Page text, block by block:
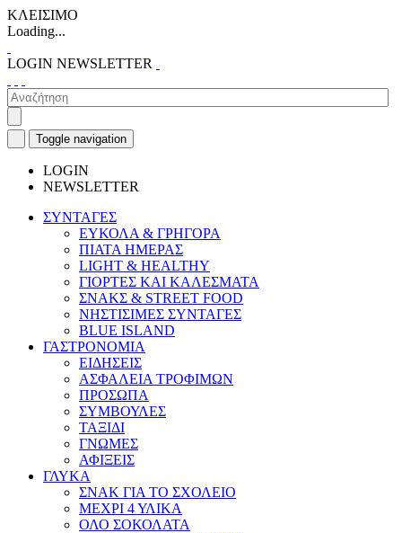
ΚΛΕΙΣΙΜΟ
Loading...
LOGIN NEWSLETTER
Toggle navigation
LOGIN
NEWSLETTER
ΣΥΝΤΑΓΕΣ
ΕΥΚΟΛΑ & ΓΡΗΓΟΡΑ
ΠΙΑΤΑ ΗΜΕΡΑΣ
LIGHT & HEALTHY
ΓΙΟΡΤΕΣ ΚΑΙ ΚΑΛΕΣΜΑΤΑ
ΣΝΑΚΣ & STREET FOOD
ΝΗΣΤΙΣΙΜΕΣ ΣΥΝΤΑΓΕΣ
BLUE ISLAND
ΓΑΣΤΡΟΝΟΜΙΑ
ΕΙΔΗΣΕΙΣ
ΑΣΦΑΛΕΙΑ ΤΡΟΦΙΜΩΝ
ΠΡΟΣΩΠΑ
ΣΥΜΒΟΥΛΕΣ
ΤΑΞΙΔΙ
ΓΝΩΜΕΣ
ΑΦΙΞΕΙΣ
ΓΛΥΚΑ
ΣΝΑΚ ΓΙΑ ΤΟ ΣΧΟΛΕΙΟ
ΜΕΧΡΙ 4 ΥΛΙΚΑ
ΟΛΟ ΣΟΚΟΛΑΤΑ